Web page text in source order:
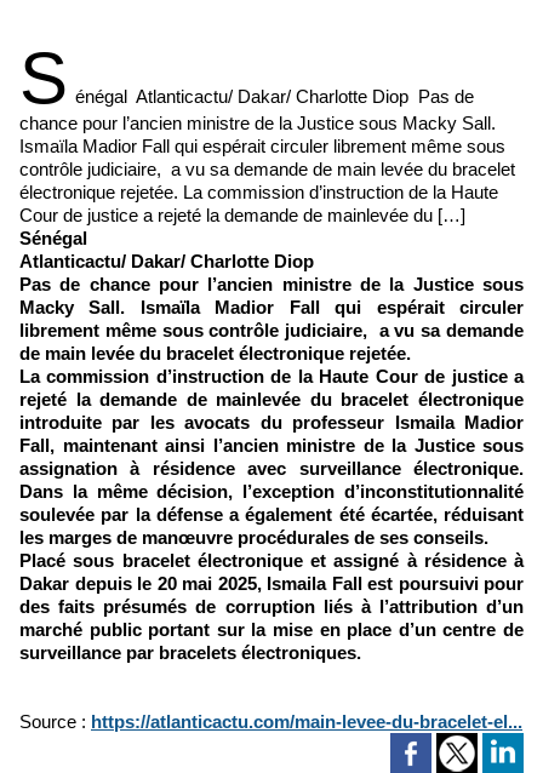
S énégal Atlanticactu/ Dakar/ Charlotte Diop Pas de
chance pour l’ancien ministre de la Justice sous Macky Sall.
Ismaïla Madior Fall qui espérait circuler librement même sous
contrôle judiciaire, a vu sa demande de main levée du bracelet
électronique rejetée. La commission d’instruction de la Haute
Cour de justice a rejeté la demande de mainlevée du […]
Sénégal
Atlanticactu/ Dakar/ Charlotte Diop
Pas de chance pour l’ancien ministre de la Justice sous
Macky Sall. Ismaïla Madior Fall qui espérait circuler
librement même sous contrôle judiciaire, a vu sa demande
de main levée du bracelet électronique rejetée.
La commission d’instruction de la Haute Cour de justice a
rejeté la demande de mainlevée du bracelet électronique
introduite par les avocats du professeur Ismaila Madior
Fall, maintenant ainsi l’ancien ministre de la Justice sous
assignation à résidence avec surveillance électronique.
Dans la même décision, l’exception d’inconstitutionnalité
soulevée par la défense a également été écartée, réduisant
les marges de manœuvre procédurales de ses conseils.
Placé sous bracelet électronique et assigné à résidence à
Dakar depuis le 20 mai 2025, Ismaila Fall est poursuivi pour
des faits présumés de corruption liés à l’attribution d’un
marché public portant sur la mise en place d’un centre de
surveillance par bracelets électroniques.
Source : https://atlanticactu.com/main-levee-du-bracelet-el...